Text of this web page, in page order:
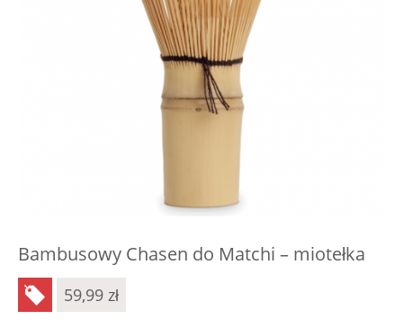
Bambusowy Chasen do Matchi – miotełka
59,99 zł